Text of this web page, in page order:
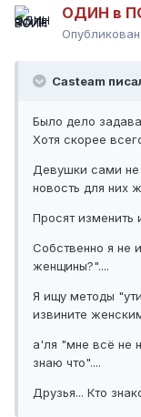
ОДИН в
Casteam
Было дело
Хотя скорее
Девушки сами не
новость для них
Просят изменить
Собственно я не
женщины?"....
Я ищу методы
извините
а'ля "мне всё не
знаю что"....
Друзья... Кто